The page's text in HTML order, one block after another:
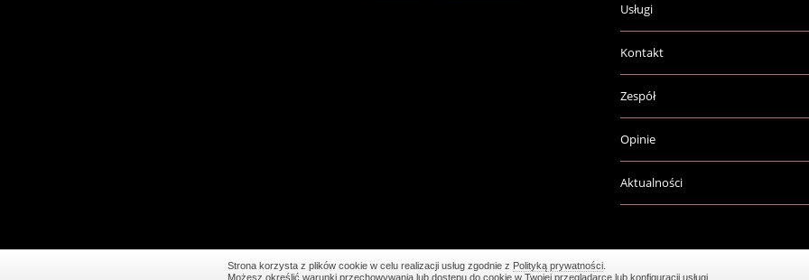
Usługi
Kontakt
Zespół
Opinie
Aktualności
Strona korzysta z plików cookie w celu realizacji usług zgodnie z Polityką prywatności
Możesz określić warunki przechowywania lub dostępu do cookie w Twojej przeglądarce lub konfiguracji usługi.